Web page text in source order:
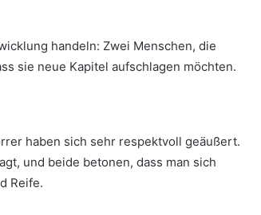
handeln: Zwei Menschen, die
sie neue Kapitel aufschlagen möchten.
haben sich sehr respektvoll geäußert.
und beide betonen, dass man sich
Reife.